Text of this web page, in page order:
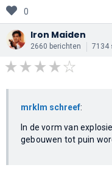
0
Iron Maiden
2660 berichten 7134
mrklm schreef:
In de vorm van
gebouwen tot puin